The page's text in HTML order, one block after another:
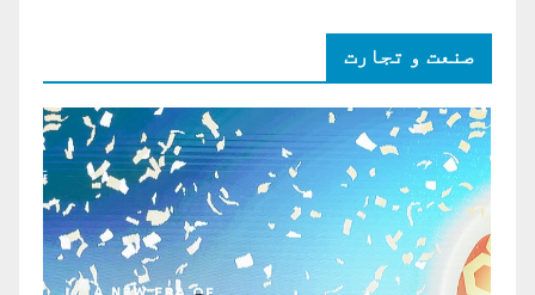
صنعت و تجارت